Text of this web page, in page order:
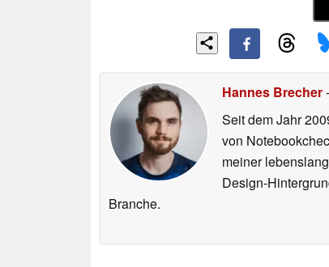
Hannes Brecher
Seit dem Jahr
von
meiner
Design-
Branche.